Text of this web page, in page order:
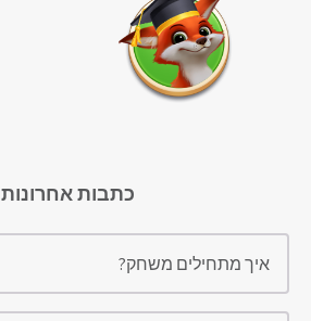
כתבות אחרונות
איך מתחילים משחק?